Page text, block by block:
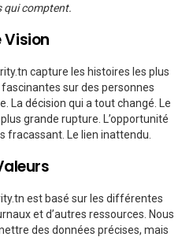
qui comptent.
Vision
capture les histoires les plus
sur des personnes
La décision qui a tout changé. Le
grande rupture. L’opportunité
fracassant. Le lien inattendu.
est basé sur les différentes
et d’autres ressources. Nous
des données précises, mais